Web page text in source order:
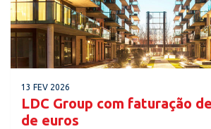
13 FEV 2026
LDC Group com faturação
de euros